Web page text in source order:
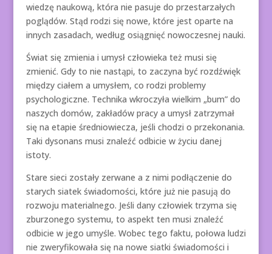
wiedzę naukową, która nie pasuje do przestarzałych
poglądów. Stąd rodzi się nowe, które jest oparte na
innych zasadach, według osiągnięć nowoczesnej nauki.
Świat się zmienia i umysł człowieka też musi się
zmienić. Gdy to nie nastąpi, to zaczyna być rozdźwięk
między ciałem a umysłem, co rodzi problemy
psychologiczne. Technika wkroczyła wielkim „bum” do
naszych domów, zakładów pracy a umysł zatrzymał
się na etapie średniowiecza, jeśli chodzi o przekonania.
Taki dysonans musi znaleźć odbicie w życiu danej
istoty.
Stare sieci zostały zerwane a z nimi podłączenie do
starych siatek świadomości, które już nie pasują do
rozwoju materialnego. Jeśli dany człowiek trzyma się
zburzonego systemu, to aspekt ten musi znaleźć
odbicie w jego umyśle. Wobec tego faktu, połowa ludzi
nie zweryfikowała się na nowe siatki świadomości i